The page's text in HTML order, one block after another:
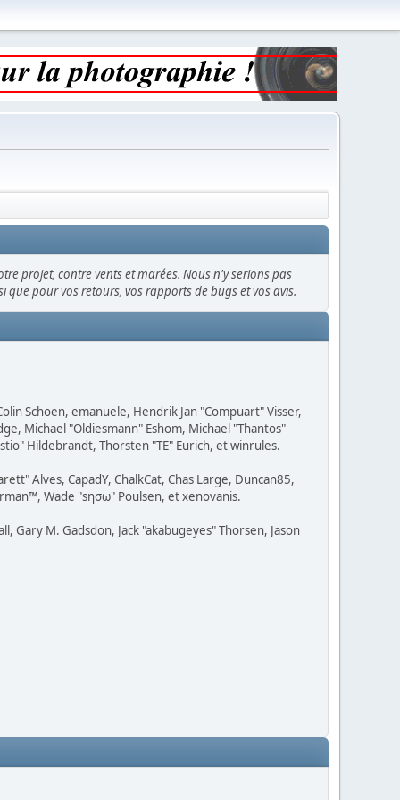
projet, contre vents et marées. Nous n'y serions pas
pour vos retours, vos rapports de bugs et vos avis.
Schoen, emanuele, Hendrik Jan "Compuart" Visser,
Michael "Oldiesmann" Eshom, Michael "Thantos"
Hildebrandt, Thorsten "TE" Eurich, et winrules.
Alves, CapadY, ChalkCat, Chas Large, Duncan85,
Wade "sησω" Poulsen, et xenovanis.
Gary M. Gadsdon, Jack "akabugeyes" Thorsen, Jason